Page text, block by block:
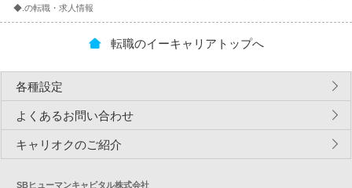
◆.の転職・求人情報
転職のイーキャリアトップへ
各種設定
よくあるお問い合わせ
キャリオクのご紹介
SBヒューマンキャピタル株式会社